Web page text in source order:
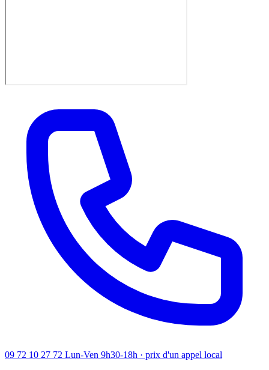
09 72 10 27 72 Lun-Ven 9h30-18h · prix d'un appel local